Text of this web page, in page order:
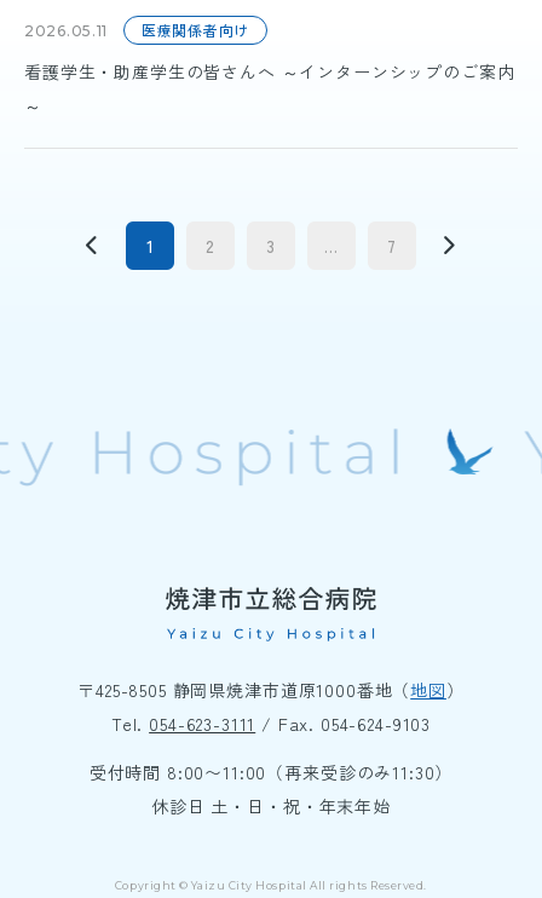
2026.05.11 医療関係者向け
看護学生・助産学生の皆さんへ ～インターンシップのご案内
～
1 2 3 ... 7
〒425-8505 静岡県焼津市道原1000番地（地図）
Tel. 054-623-3111 / Fax. 054-624-9103
受付時間 8:00〜11:00（再来受診のみ11:30）
休診日 土・日・祝・年末年始
Copyright © Yaizu City Hospital All rights Reserved.